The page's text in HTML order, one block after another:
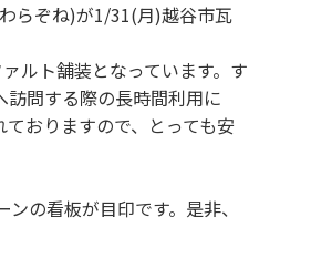
らぞね)が1/31(月)越谷市瓦
ルト舗装となっています。す
問する際の長時間利用に
おりますので、とっても安
の看板が目印です。是非、